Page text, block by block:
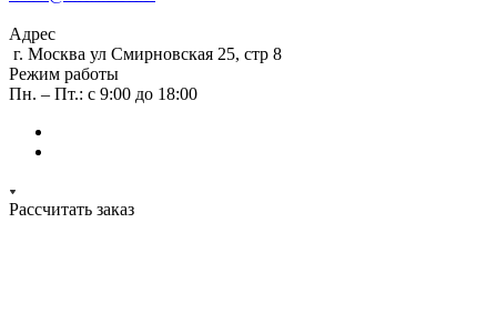
Адрес
г. Москва ул Смирновская 25, стр 8
Режим работы
Пн. – Пт.: с 9:00 до 18:00
Рассчитать заказ